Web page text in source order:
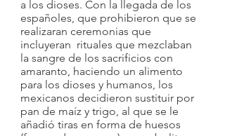
a los dioses. Con la llegada de los
españoles, que prohibieron que se
realizaran ceremonias que
incluyeran  rituales que mezclaban
la sangre de los sacrificios con
amaranto, haciendo un alimento
para los dioses y humanos, los
mexicanos decidieron sustituir por
pan de maíz y trigo, al que se le
añadió tiras en forma de huesos